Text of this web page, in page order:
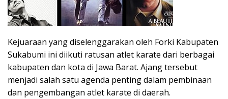
Kejuaraan yang diselenggarakan oleh Forki Kabupaten
Sukabumi ini diikuti ratusan atlet karate dari berbagai
kabupaten dan kota di Jawa Barat. Ajang tersebut
menjadi salah satu agenda penting dalam pembinaan
dan pengembangan atlet karate di daerah.